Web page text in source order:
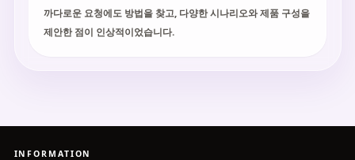
까다로운 요청에도 방법을 찾고, 다양한 시나리오와 제품 구성을
제안한 점이 인상적이었습니다.
INFORMATION